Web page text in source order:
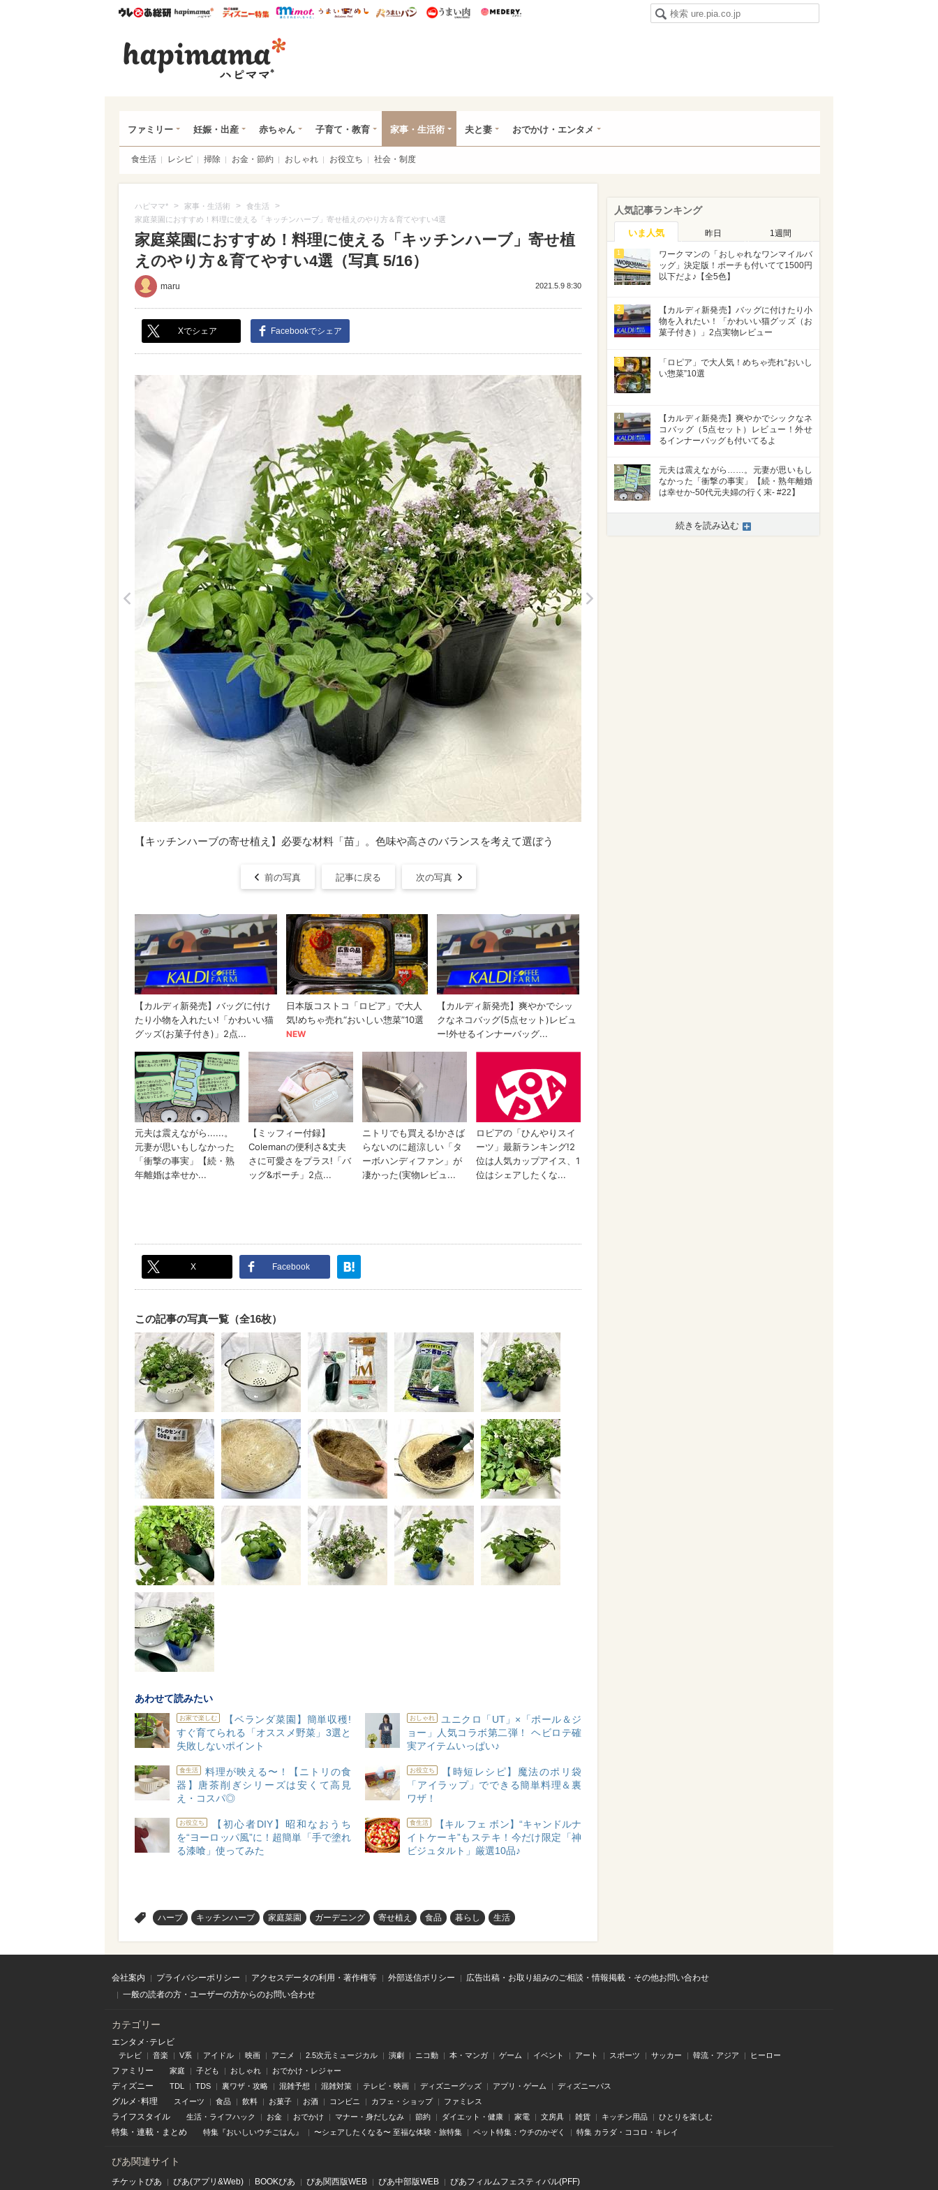
ウレぴあ総研ハピママ* ウレぴあ総研 ディズニー特集
mimot. うまいめし うまいパン うまい肉
ファミリー 妊娠・出産 赤ちゃん 子育て・教育 家事・生活術 夫と妻 おでかけ・エンタメ
食生活 レシピ 掃除 お金・節約 おしゃれ お役立ち 社会・制度
ハピママ* > 家事・生活術 > 食生活 >
家庭菜園におすすめ！料理に使える「キッチンハーブ」寄せ植えのやり方＆育てやすい4選
家庭菜園におすすめ！料理に使える「キッチンハーブ」寄せ植
えのやり方＆育てやすい4選（写真 5/16）
maru 2021.5.9 8:30
Xでシェア Facebookでシェア
【キッチンハーブの寄せ植え】必要な材料「苗」。色味や高さのバランスを考えて選ぼう
前の写真 記事に戻る 次の写真
X Facebook
この記事の写真一覧（全16枚）
あわせて読みたい
お家で楽しむ
【ベランダ菜園】簡単収穫!
すぐ育てられる「オススメ野菜」3選と
失敗しないポイント
おしゃれ
ユニクロ「UT」×「ポール＆ジ
ョー」人気コラボ第二弾！ ヘビロテ確
実アイテムいっぱい♪
食生活
料理が映える〜！【ニトリの食
器】唐茶削ぎシリーズは安くて高見
え・コスパ◎
お役立ち
【時短レシピ】魔法のポリ袋
「アイラップ」でできる簡単料理＆裏
ワザ！
お役立ち
【初心者DIY】昭和なおうち
を“ヨーロッパ風”に！超簡単「手で塗れ
る漆喰」使ってみた
食生活
【キル フェ ボン】“キャンドルナ
イトケーキ”もステキ！今だけ限定「神
ビジュタルト」厳選10品♪
ハーブ キッチンハーブ 家庭菜園 ガーデニング 寄せ植え 食品 暮らし 生活
人気記事ランキング
いま人気 昨日 1週間
1
ワークマンの「おしゃれなワンマイルバ
ッグ」決定版！ポーチも付いてて1500円
以下だよ♪【全5色】
2
【カルディ新発売】バッグに付けたり小
物を入れたい！「かわいい猫グッズ（お
菓子付き）」2点実物レビュー
3
「ロピア」で大人気！めちゃ売れ“おいし
い惣菜”10選
4
【カルディ新発売】爽やかでシックなネ
コバッグ（5点セット）レビュー！外せ
るインナーバッグも付いてるよ
5
元夫は震えながら……。元妻が思いもし
なかった「衝撃の事実」【続・熟年離婚
は幸せか-50代元夫婦の行く末- #22】
続きを読み込む
会社案内 プライバシーポリシー アクセスデータの利用・著作権等 外部送信ポリシー
広告出稿・お取り組みのご相談・情報掲載・その他お問い合わせ
一般の読者の方・ユーザーの方からのお問い合わせ
カテゴリー
エンタメ･テレビ
テレビ 音楽 V系 アイドル 映画 アニメ 2.5次元ミュージカル 演劇 ニコ動 本・マンガ ゲーム イベント アート スポーツ サッカー 韓流・アジア ヒーロー
ファミリー 家庭 子ども おしゃれ おでかけ・レジャー
ディズニー TDL TDS 裏ワザ・攻略 混雑予想 混雑対策 テレビ・映画 ディズニーグッズ アプリ・ゲーム ディズニーパス
グルメ･料理 スイーツ 食品 飲料 お菓子 お酒 コンビニ カフェ・ショップ ファミレス
ライフスタイル 生活・ライフハック お金 おでかけ マナー・身だしなみ 節約 ダイエット・健康 家電 文房具 雑貨 キッチン用品 ひとりを楽しむ
特集 ・ 連載 ・ まとめ 特集『おいしいウチごはん』 〜シェアしたくなる〜 至福な体験・旅特集 ペット特集：ウチのかぞく 特集 カラダ・ココロ・キレイ
ぴあ関連サイト
チケットぴあ ぴあ(アプリ&Web) BOOKぴあ ぴあ関⻄版WEB ぴあ中部版WEB ぴあフィルムフェスティバル(PFF)